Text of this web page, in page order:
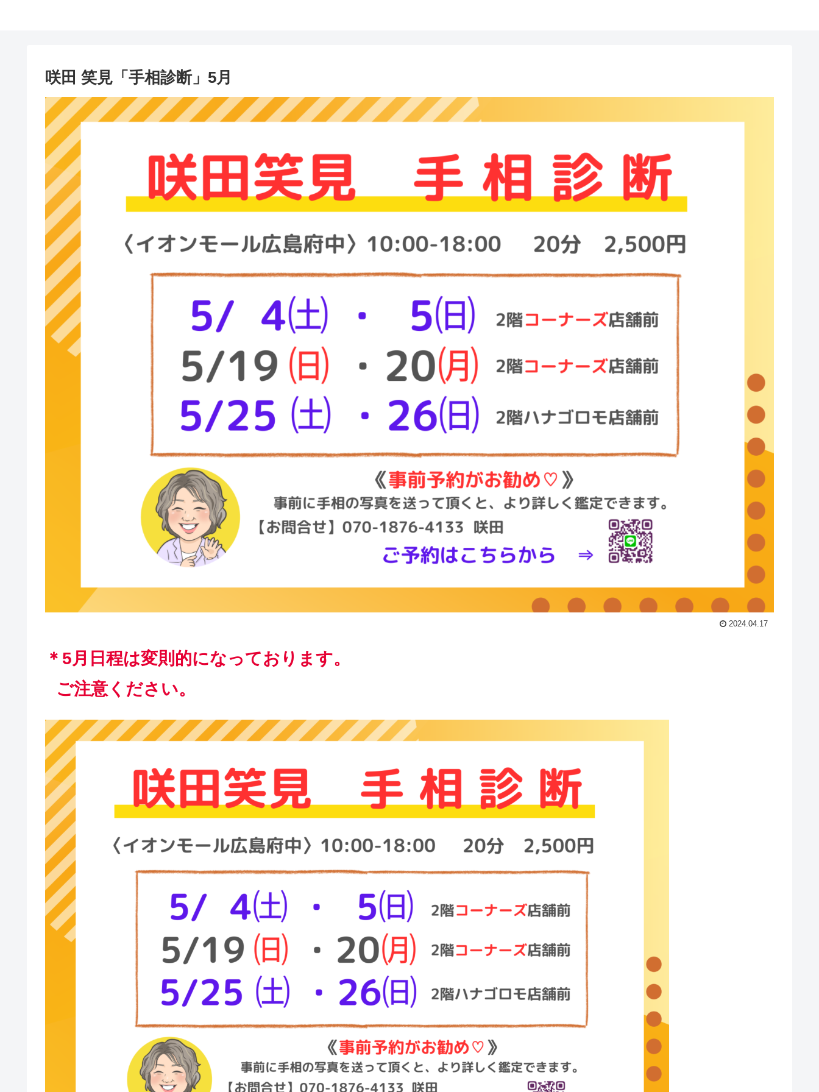
咲田 笑見「手相診断」5月
2024.04.17
＊5月日程は変則的になっております。
ご注意ください。